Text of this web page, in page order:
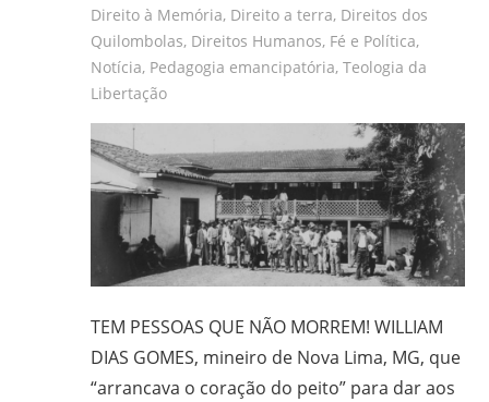
Movimentos
Campo
Urbanos,
Direito à Memória, Direito a terra, Direitos dos
Quilombolas, Direitos Humanos, Fé e Política,
Notícia, Pedagogia emancipatória, Teologia da
Libertação
TEM PESSOAS QUE NÃO MORREM! WILLIAM
DIAS GOMES, mineiro de Nova Lima, MG, que
“arrancava o coração do peito” para dar aos